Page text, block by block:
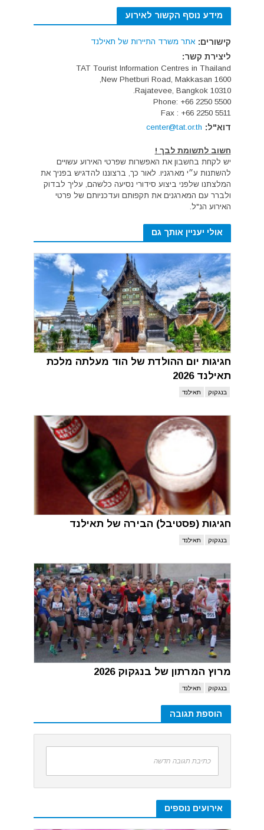
מידע נוסף הקשור לאירוע
קישורים: אתר משרד התיירות של תאילנד
ליצירת קשר:
TAT Tourist Information Centres in Thailand
1600 New Phetburi Road, Makkasan,
Rajatevee, Bangkok 10310.
Phone: +66 2250 5500
Fax : +66 2250 5511
דוא"ל: center@tat.or.th
חשוב לתשומת לבך !
יש לקחת בחשבון את האפשרות שפרטי האירוע עשויים
להשתנות ע״י מארגניו. לאור כך, ברצוננו להדגיש בפניך את
המלצתנו שלפני ביצוע סידורי נסיעה כלשהם, עליך לבדוק
ולברר עם המארגנים את תקפותם ועדכניותם של פרטי
האירוע הנ"ל.
אולי יעניין אותך גם
חגיגות יום ההולדת של הוד מעלתה מלכת
תאילנד 2026
בנגקוק תאילנד
חגיגות (פסטיבל) הבירה של תאילנד
בנגקוק תאילנד
מרוץ המרתון של בנגקוק 2026
בנגקוק תאילנד
הוספת תגובה
כתיבת תגובה חדשה
אירועים נוספים